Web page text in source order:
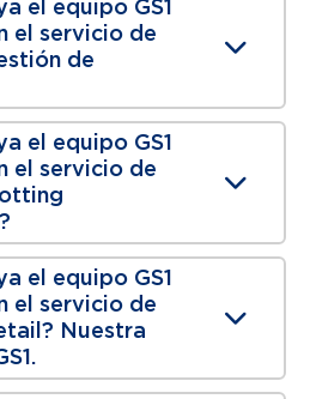
el equipo GS1
el servicio de
de
el equipo GS1
el servicio de
el equipo GS1
el servicio de
Nuestra